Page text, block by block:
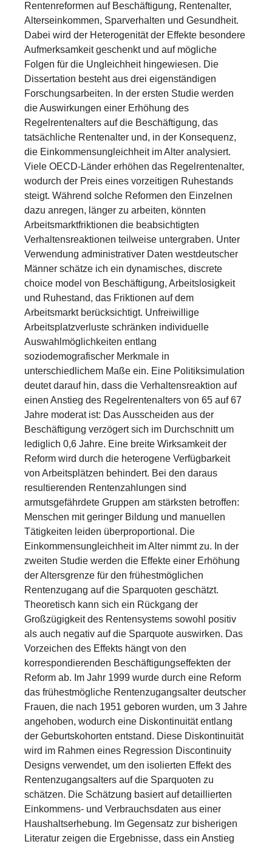
Rentenreformen auf Beschäftigung, Rentenalter,
Alterseinkommen, Sparverhalten und Gesundheit.
Dabei wird der Heterogenität der Effekte besondere
Aufmerksamkeit geschenkt und auf mögliche
Folgen für die Ungleichheit hingewiesen. Die
Dissertation besteht aus drei eigenständigen
Forschungsarbeiten. In der ersten Studie werden
die Auswirkungen einer Erhöhung des
Regelrentenalters auf die Beschäftigung, das
tatsächliche Rentenalter und, in der Konsequenz,
die Einkommensungleichheit im Alter analysiert.
Viele OECD-Länder erhöhen das Regelrentenalter,
wodurch der Preis eines vorzeitigen Ruhestands
steigt. Während solche Reformen den Einzelnen
dazu anregen, länger zu arbeiten, könnten
Arbeitsmarktfriktionen die beabsichtigten
Verhaltensreaktionen teilweise untergraben. Unter
Verwendung administrativer Daten westdeutscher
Männer schätze ich ein dynamisches, discrete
choice model von Beschäftigung, Arbeitslosigkeit
und Ruhestand, das Friktionen auf dem
Arbeitsmarkt berücksichtigt. Unfreiwillige
Arbeitsplatzverluste schränken individuelle
Auswahlmöglichkeiten entlang
soziodemografischer Merkmale in
unterschiedlichem Maße ein. Eine Politiksimulation
deutet darauf hin, dass die Verhaltensreaktion auf
einen Anstieg des Regelrentenalters von 65 auf 67
Jahre moderat ist: Das Ausscheiden aus der
Beschäftigung verzögert sich im Durchschnitt um
lediglich 0,6 Jahre. Eine breite Wirksamkeit der
Reform wird durch die heterogene Verfügbarkeit
von Arbeitsplätzen behindert. Bei den daraus
resultierenden Rentenzahlungen sind
armutsgefährdete Gruppen am stärksten betroffen:
Menschen mit geringer Bildung und manuellen
Tätigkeiten leiden überproportional. Die
Einkommensungleichheit im Alter nimmt zu. In der
zweiten Studie werden die Effekte einer Erhöhung
der Altersgrenze für den frühestmöglichen
Rentenzugang auf die Sparquoten geschätzt.
Theoretisch kann sich ein Rückgang der
Großzügigkeit des Rentensystems sowohl positiv
als auch negativ auf die Sparquote auswirken. Das
Vorzeichen des Effekts hängt von den
korrespondierenden Beschäftigungseffekten der
Reform ab. Im Jahr 1999 wurde durch eine Reform
das frühestmögliche Rentenzugangsalter deutscher
Frauen, die nach 1951 geboren wurden, um 3 Jahre
angehoben, wodurch eine Diskontinuität entlang
der Geburtskohorten entstand. Diese Diskontinuität
wird im Rahmen eines Regression Discontinuity
Designs verwendet, um den isolierten Effekt des
Rentenzugangsalters auf die Sparquoten zu
schätzen. Die Schätzung basiert auf detaillierten
Einkommens- und Verbrauchsdaten aus einer
Haushaltserhebung. Im Gegensatz zur bisherigen
Literatur zeigen die Ergebnisse, dass ein Anstieg